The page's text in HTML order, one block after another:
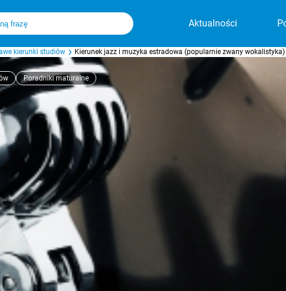
Aktualności
kierunki studiów Kierunek jazz i muzyka estradowa (popularnie zwany wokalistyka)
Poradniki maturalne